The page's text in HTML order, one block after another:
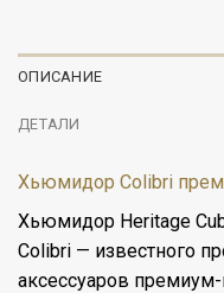
ОПИСАНИЕ
ДЕТАЛИ
Хьюмидор Colibri
Хьюмидор Heritage
Colibri — известного
аксессуаров